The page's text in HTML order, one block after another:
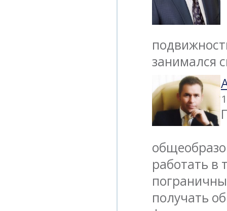
занимался
работать в
получать